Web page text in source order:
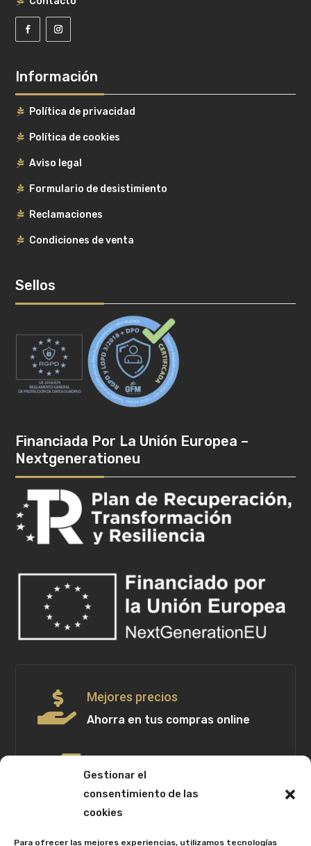
Gestionar el
consentimiento de las
cookies
Para ofrecer las mejores experiencias, utilizamos tecnologías
Información
Política de privacidad
Política de cookies
Aviso legal
Formulario de desistimiento
Reclamaciones
Condiciones de venta
Sellos
Financiada Por La Unión Europea –
Nextgenerationeu
 Mejores precios
Ahorra en tus compras online
